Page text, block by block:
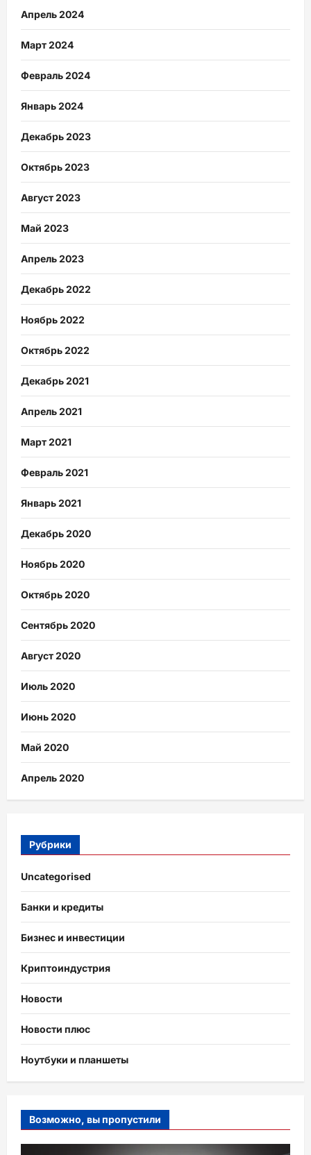
Апрель 2024
Март 2024
Февраль 2024
Январь 2024
Декабрь 2023
Октябрь 2023
Август 2023
Май 2023
Апрель 2023
Декабрь 2022
Ноябрь 2022
Октябрь 2022
Декабрь 2021
Апрель 2021
Март 2021
Февраль 2021
Январь 2021
Декабрь 2020
Ноябрь 2020
Октябрь 2020
Сентябрь 2020
Август 2020
Июль 2020
Июнь 2020
Май 2020
Апрель 2020
Рубрики
Uncategorised
Банки и кредиты
Бизнес и инвестиции
Криптоиндустрия
Новости
Новости плюс
Ноутбуки и планшеты
Возможно, вы пропустили